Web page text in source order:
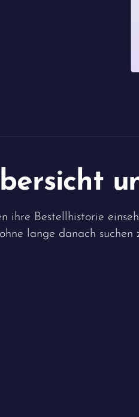
ihre Bestellhistorie
lange danach suchen